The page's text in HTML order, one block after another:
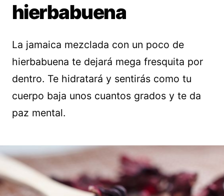
hierbabuena
La jamaica mezclada con un poco de
hierbabuena te dejará mega fresquita por
dentro. Te hidratará y sentirás como tu
cuerpo baja unos cuantos grados y te da
paz mental.